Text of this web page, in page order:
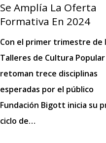
Se Amplía La Oferta
Formativa En 2024
Con el primer trimestre de
Talleres de Cultura Popular
retoman trece disciplinas
esperadas por el público
Fundación Bigott inicia su
ciclo de…